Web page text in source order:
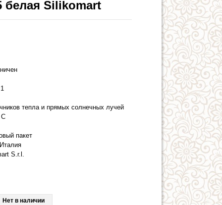
Silikomart
1
тепла и прямых солнечных лучей
С
пакет
Италия
S.r.l.
Нет в наличии